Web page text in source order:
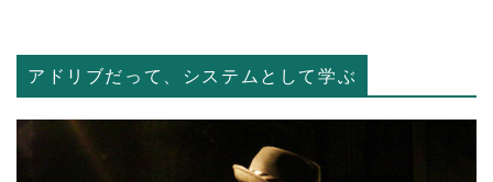
アドリブだって、システムとして学ぶ